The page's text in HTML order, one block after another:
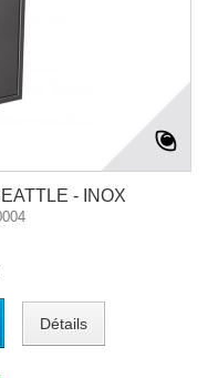
- INOX
Détails